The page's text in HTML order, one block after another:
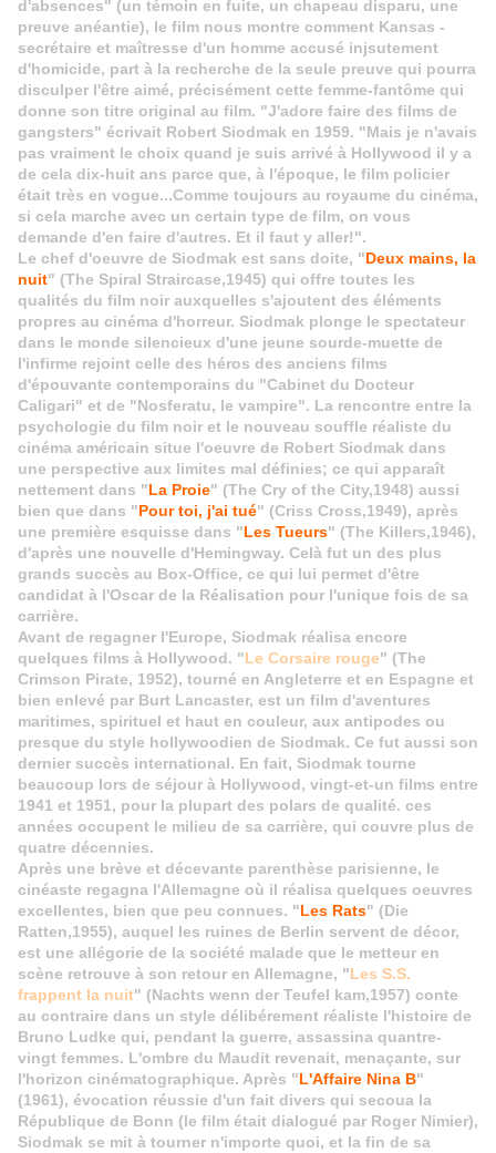
d'absences" (un témoin en fuite, un chapeau disparu, une
preuve anéantie), le film nous montre comment Kansas -
secrétaire et maîtresse d'un homme accusé injsutement
d'homicide, part à la recherche de la seule preuve qui pourra
disculper l'être aimé, précisément cette femme-fantôme qui
donne son titre original au film. "J'adore faire des films de
gangsters" écrivait Robert Siodmak en 1959. "Mais je n'avais
pas vraiment le choix quand je suis arrivé à Hollywood il y a
de cela dix-huit ans parce que, à l'époque, le film policier
était très en vogue...Comme toujours au royaume du cinéma,
si cela marche avec un certain type de film, on vous
demande d'en faire d'autres. Et il faut y aller!".
Le chef d'oeuvre de Siodmak est sans doite, "Deux mains, la
nuit" (The Spiral Straircase,1945) qui offre toutes les
qualités du film noir auxquelles s'ajoutent des éléments
propres au cinéma d'horreur. Siodmak plonge le spectateur
dans le monde silencieux d'une jeune sourde-muette de
l'infirme rejoint celle des héros des anciens films
d'épouvante contemporains du "Cabinet du Docteur
Caligari" et de "Nosferatu, le vampire". La rencontre entre la
psychologie du film noir et le nouveau souffle réaliste du
cinéma américain situe l'oeuvre de Robert Siodmak dans
une perspective aux limites mal définies; ce qui apparaît
nettement dans "La Proie" (The Cry of the City,1948) aussi
bien que dans "Pour toi, j'ai tué" (Criss Cross,1949), après
une première esquisse dans "Les Tueurs" (The Killers,1946),
d'après une nouvelle d'Hemingway. Celà fut un des plus
grands succès au Box-Office, ce qui lui permet d'être
candidat à l'Oscar de la Réalisation pour l'unique fois de sa
carrière.
Avant de regagner l'Europe, Siodmak réalisa encore
quelques films à Hollywood. "Le Corsaire rouge" (The
Crimson Pirate, 1952), tourné en Angleterre et en Espagne et
bien enlevé par Burt Lancaster, est un film d'aventures
maritimes, spirituel et haut en couleur, aux antipodes ou
presque du style hollywoodien de Siodmak. Ce fut aussi son
dernier succès international. En fait, Siodmak tourne
beaucoup lors de séjour à Hollywood, vingt-et-un films entre
1941 et 1951, pour la plupart des polars de qualité. ces
années occupent le milieu de sa carrière, qui couvre plus de
quatre décennies.
Après une brève et décevante parenthèse parisienne, le
cinéaste regagna l'Allemagne où il réalisa quelques oeuvres
excellentes, bien que peu connues. "Les Rats" (Die
Ratten,1955), auquel les ruines de Berlin servent de décor,
est une allégorie de la société malade que le metteur en
scène retrouve à son retour en Allemagne, "Les S.S.
frappent la nuit" (Nachts wenn der Teufel kam,1957) conte
au contraire dans un style délibérement réaliste l'histoire de
Bruno Ludke qui, pendant la guerre, assassina quantre-
vingt femmes. L'ombre du Maudit revenait, menaçante, sur
l'horizon cinématographique. Après "L'Affaire Nina B"
(1961), évocation réussie d'un fait divers qui secoua la
République de Bonn (le film était dialogué par Roger Nimier),
Siodmak se mit à tourner n'importe quoi, et la fin de sa